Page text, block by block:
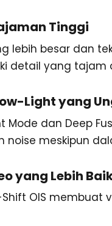
Tinggi
lebih besar dan
detail yang tajam
Light yang
Mode dan Deep
noise meskipun
yang Lebih
Shift OIS